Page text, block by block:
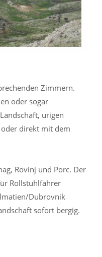
Zimmern.
oder sogar
urigen
direkt mit dem
Rovinj und Porc. Der
Rollstuhlfahrer
Dubrovnik
sofort bergig.